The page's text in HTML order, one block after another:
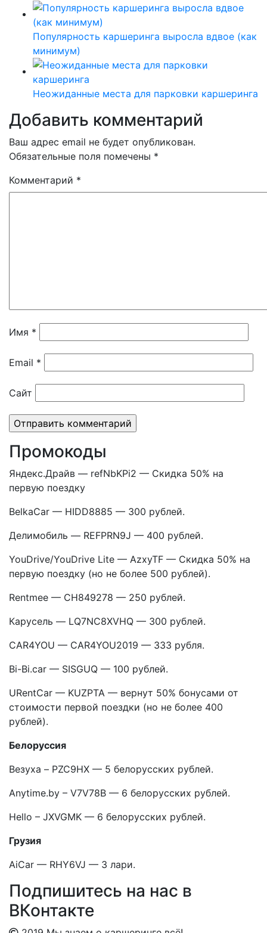
Популярность каршеринга выросла вдвое (как
минимум)
Неожиданные места для парковки каршеринга
Добавить комментарий
Ваш адрес email не будет опубликован.
Обязательные поля помечены *
Комментарий *
Имя *
Email *
Сайт
Промокоды
Яндекс.Драйв — refNbKPi2 — Скидка 50% на
первую поездку
BelkaCar — HIDD8885 — 300 рублей.
Делимобиль — REFPRN9J — 400 рублей.
YouDrive/YouDrive Lite — AzxyTF — Скидка 50% на
первую поездку (но не более 500 рублей).
Rentmee — CH849278 — 250 рублей.
Карусель — LQ7NC8XVHQ — 300 рублей.
CAR4YOU — CAR4YOU2019 — 333 рубля.
Bi-Bi.car — SISGUQ — 100 рублей.
URentCar — KUZPTA — вернут 50% бонусами от
стоимости первой поездки (но не более 400
рублей).
Белоруссия
Везуха – PZC9HX — 5 белорусских рублей.
Anytime.by – V7V78B — 6 белорусских рублей.
Hello – JXVGMK — 6 белорусских рублей.
Грузия
AiCar — RHY6VJ — 3 лари.
Подпишитесь на нас в
ВКонтакте